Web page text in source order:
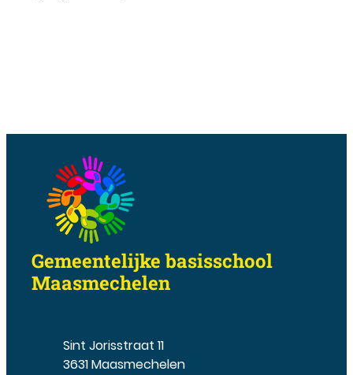
Contact & openingsuren
Gemeentelijke basisschool
Maasmechelen
AdresSint Jorisstraat 11
,3631Maasmechelen